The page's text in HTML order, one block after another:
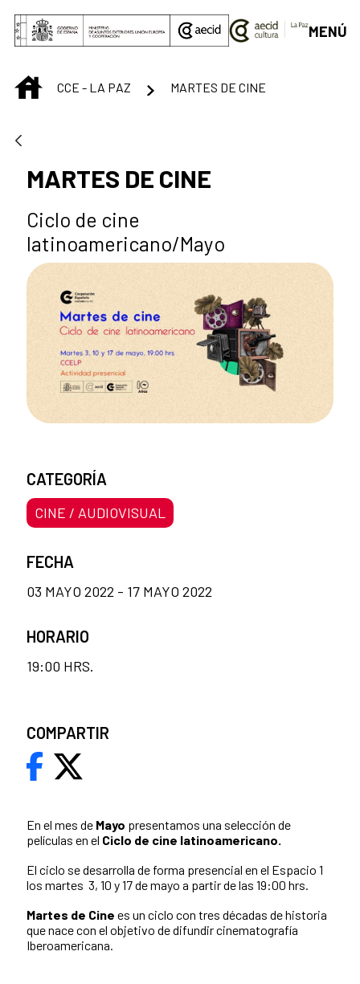
Saltar al contenido principal
MENÚ
INICIOCCE - LA PAZ MARTES DE CINE
MARTES DE CINE
Ciclo de cine
latinoamericano/Mayo
En el mes de Mayo presentamos una selección de
películas en el Ciclo de cine latinoamericano.
El ciclo se desarrolla de forma presencial en el Espacio 1
los martes 3, 10 y 17 de mayo a partir de las 19:00 hrs.
Martes de Cine es un ciclo con tres décadas de historia
que nace con el objetivo de difundir cinematografía
Iberoamericana.
CATEGORÍA
CINE / AUDIOVISUAL
FECHA
03 MAYO 2022 - 17 MAYO 2022
HORARIO
19:00 HRS.
COMPARTIR